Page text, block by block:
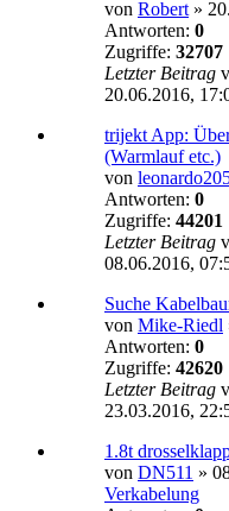
von Robert »
Antworten: 0
Zugriffe: 32707
Letzter Beitrag
20.06.2016,
trijekt App:
(Warmlauf etc.)
von
Antworten: 0
Zugriffe: 44201
Letzter Beitrag
08.06.2016,
Suche
von Mike-Riedl
Antworten: 0
Zugriffe: 42620
Letzter Beitrag
23.03.2016,
1.8t
von DN511 »
Verkabelung